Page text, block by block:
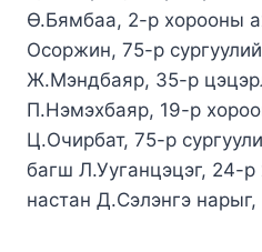
Ө.Бямбаа, 2-р хорооны
Осоржин, 75-р
Ж.Мэндбаяр, 35-р
П.Нэмэхбаяр, 19-р
Ц.Очирбат, 75-р
багш Л.Ууганцэцэг, 24-
настан Д.Сэлэнгэ нарыг,